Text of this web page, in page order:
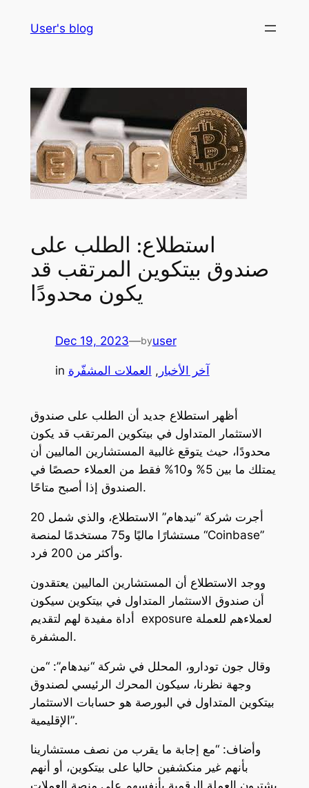
User's blog
استطلاع: الطلب على
صندوق بيتكوين المرتقب قد
يكون محدودًا
Dec 19, 2023—byuser
in آخر الأخبار , العملات المشفّرة
أظهر استطلاع جديد أن الطلب على صندوق
الاستثمار المتداول في بيتكوين المرتقب قد يكون
محدودًا، حيث يتوقع غالبية المستشارين الماليين أن
يمتلك ما بين 5% و10% فقط من العملاء حصصًا في
الصندوق إذا أصبح متاحًا.
أجرت شركة “نيدهام” الاستطلاع، والذي شمل 20
مستشارًا ماليًا و75 مستخدمًا لمنصة “Coinbase”
وأكثر من 200 فرد.
ووجد الاستطلاع أن المستشارين الماليين يعتقدون
أن صندوق الاستثمار المتداول في بيتكوين سيكون
أداة مفيدة لهم لتقديم exposure لعملاءهم للعملة
المشفرة.
وقال جون تودارو، المحلل في شركة “نيدهام”: “من
وجهة نظرنا، سيكون المحرك الرئيسي لصندوق
بيتكوين المتداول في البورصة هو حسابات الاستثمار
الإقليمية”.
وأضاف: “مع إجابة ما يقرب من نصف مستشارينا
بأنهم غير منكشفين حاليا على بيتكوين، أو أنهم